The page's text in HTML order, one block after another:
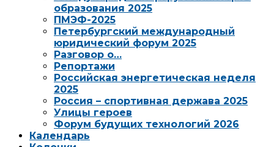
образования 2025
ПМЭФ-2025
Петербургский международный
юридический форум 2025
Разговор о…
Репортажи
Российская энергетическая неделя
2025
Россия – спортивная держава 2025
Улицы героев
Форум будущих технологий 2026
Календарь